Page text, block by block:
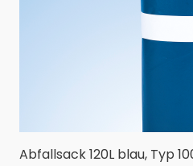
Abfallsack 120L blau, Typ